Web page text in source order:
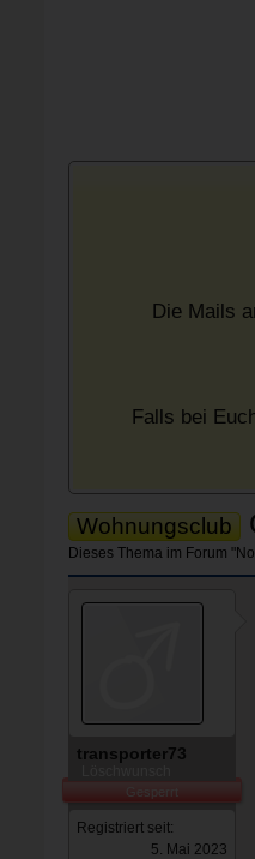
Die Mails
Falls bei
Wohnungsclub
Dieses Thema im Forum "
transporter73
Registriert seit:
5. Mai 2023